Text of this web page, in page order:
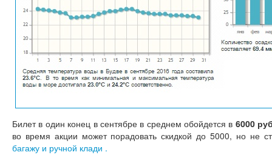
Билет в один конец в сентябре в среднем обойдется в 6000
во время акции может порадовать скидкой до 5000, но не
багажу и ручной клади .